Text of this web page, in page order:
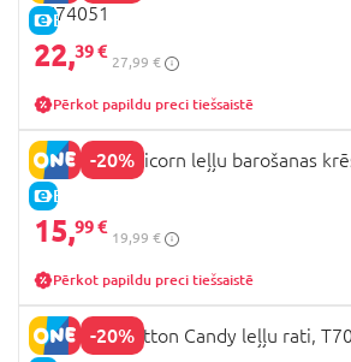
E-CENA
T774051
22,39 €
27,99 €
Pērkot papildu preci tiešsaistē
-20%
E-CENA
509 Crew Unicorn leļļu barošanas
15,99 €
19,99 €
Pērkot papildu preci tiešsaistē
-20%
509 Crew Cotton Candy leļļu rati,